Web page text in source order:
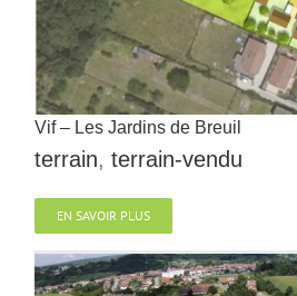
Vif – Les Jardins de Breuil
terrain, terrain-vendu
EN SAVOIR PLUS